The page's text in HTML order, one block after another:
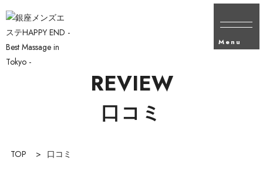
Menu
口コミ
REVIEW
TOP > 口コミ